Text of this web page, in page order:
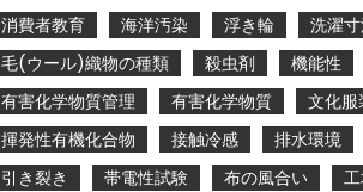
消費者教育
海洋汚染 浮き輪 洗濯
毛(ウール)織物の種類
殺虫剤 機能性
有害化学物質管理
有害化学物質 文化
揮発性有機化合物
接触冷感 排水環境
引き裂き
帯電性試験 布の風合い